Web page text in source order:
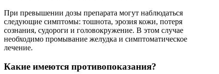
При превышении дозы препарата могут наблюдаться
следующие симптомы: тошнота, эрозия кожи, потеря
сознания, судороги и головокружение. В этом случае
необходимо промывание желудка и симптоматическое
лечение.
Какие имеются противопоказания?